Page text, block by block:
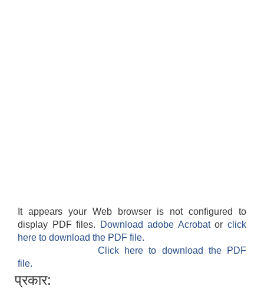
It appears your Web browser is not configured to
display PDF files.
Download adobe Acrobatorclick
here to download the PDF file.
Click here to download the PDF
file.
प्रकार: